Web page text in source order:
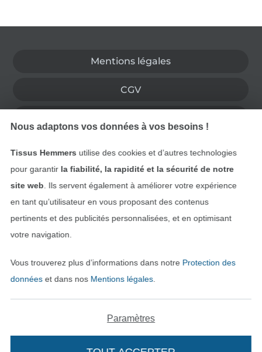
Mentions légales
CGV
Contact
Rétractation de commande
Trouvez plus d’idées
Nous adaptons vos données à vos besoins !
Tissus Hemmers utilise des cookies et d’autres technologies
pour garantir la fiabilité, la rapidité et la sécurité de notre
site web . Ils servent également à améliorer votre expérience
en tant qu’utilisateur en vous proposant des contenus
pertinents et des publicités personnalisées, et en optimisant
votre navigation.
Vous trouverez plus d’informations dans notre Protection des
donnéeset dans nos Mentions légales.
Paramètres